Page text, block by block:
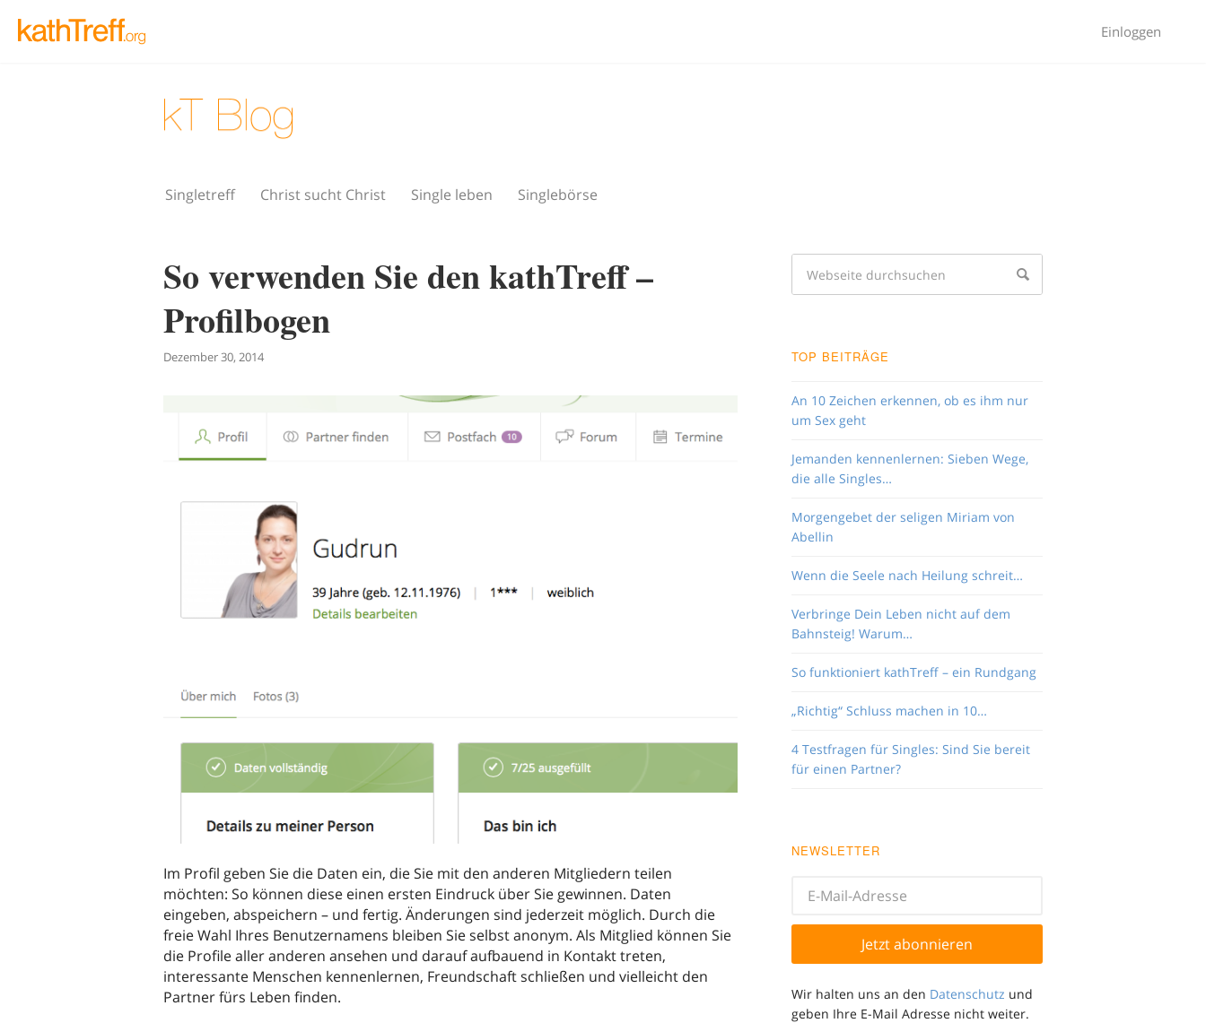
Einloggen
Singletreff Christ sucht Christ Single leben Singlebörse
So verwenden Sie den kathTreff –
Profilbogen
Dezember 30, 2014
Im Profil geben Sie die Daten ein, die Sie mit den anderen Mitgliedern teilen
möchten: So können diese einen ersten Eindruck über Sie gewinnen. Daten
eingeben, abspeichern – und fertig. Änderungen sind jederzeit möglich. Durch die
freie Wahl Ihres Benutzernamens bleiben Sie selbst anonym. Als Mitglied können Sie
die Profile aller anderen ansehen und darauf aufbauend in Kontakt treten,
interessante Menschen kennenlernen, Freundschaft schließen und vielleicht den
Partner fürs Leben finden.
TOP BEITRÄGE
An 10 Zeichen erkennen, ob es ihm nur
um Sex geht
Jemanden kennenlernen: Sieben Wege,
die alle Singles…
Morgengebet der seligen Miriam von
Abellin
Wenn die Seele nach Heilung schreit…
Verbringe Dein Leben nicht auf dem
Bahnsteig! Warum…
So funktioniert kathTreff – ein Rundgang
„Richtig“ Schluss machen in 10…
4 Testfragen für Singles: Sind Sie bereit
für einen Partner?
NEWSLETTER
Wir halten uns an den Datenschutz und
geben Ihre E-Mail Adresse nicht weiter.